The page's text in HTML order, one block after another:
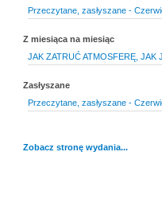
Przeczytane, zasłyszane -
Z miesiąca na miesiąc
JAK ZATRUĆ ATMOSFERĘ, JAK
Zasłyszane
Przeczytane, zasłyszane -
Zobacz stronę wydania...